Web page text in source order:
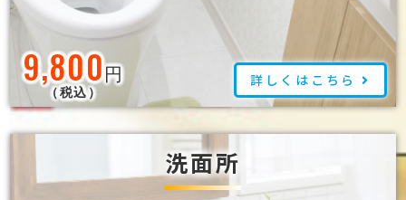
9,800円
（税込）
詳しくはこちら
洗面所